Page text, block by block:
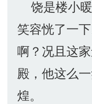
饶是楼小
笑容恍了一
啊？况且这
殿，他这么
煌。